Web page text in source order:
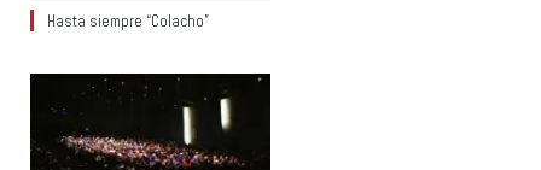
Hasta siempre “Colacho”